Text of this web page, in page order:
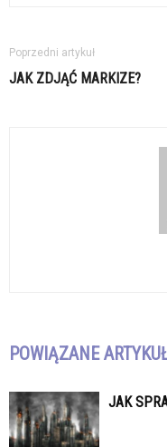
Poprzedni artykuł
JAK ZDJĄĆ MARKIZE?
POWIĄZANE
JAK